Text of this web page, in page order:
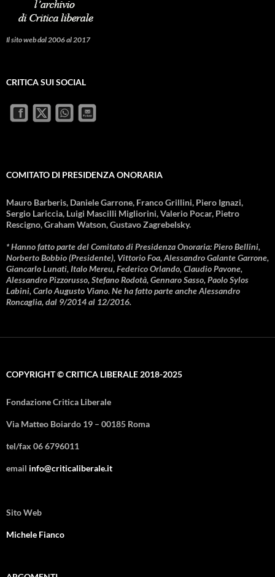
Il sito web dal 2006 al 2017
CRITICA SUI SOCIAL
COMITATO DI PRESIDENZA ONORARIA
Mauro Barberis, Daniele Garrone, Franco Grillini, Piero Ignazi,
Sergio Lariccia, Luigi Mascilli Migliorini, Valerio Pocar, Pietro
Rescigno, Graham Watson, Gustavo Zagrebelsky.
* Hanno fatto parte del Comitato di Presidenza Onoraria: Piero Bellini,
Norberto Bobbio (Presidente), Vittorio Foa, Alessandro Galante Garrone,
Giancarlo Lunati, Italo Mereu, Federico Orlando, Claudio Pavone,
Alessandro Pizzorusso, Stefano Rodotà, Gennaro Sasso, Paolo Sylos
Labini, Carlo Augusto Viano. Ne ha fatto parte anche Alessandro
Roncaglia, dal 9/2014 al 12/2016.
COPYRIGHT © CRITICA LIBERALE 2018-2025
Fondazione Critica Liberale
Via Matteo Boiardo 19 – 00185 Roma
tel/fax 06 6796011
email info@criticaliberale.it
Sito Web
Michele Fianco